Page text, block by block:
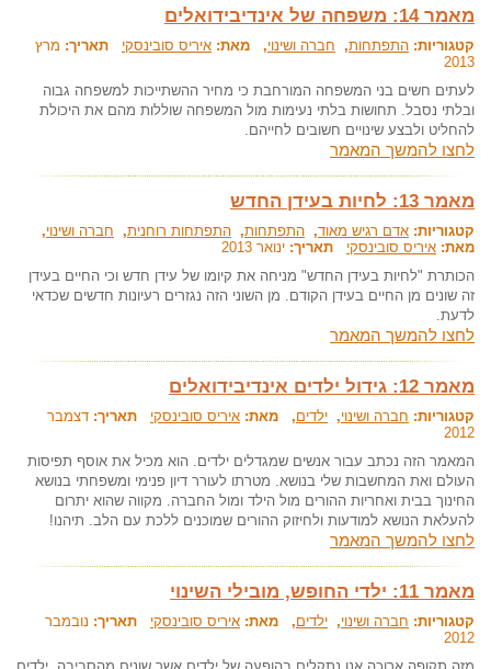
מאמר 14: משפחה של אינדיבידואלים
קטגוריות: התפתחות, חברה ושינוי, מאת: איריס סובינסקי תאריך: מרץ
2013
לעתים חשים בני המשפחה המורחבת כי מחיר ההשתייכות למשפחה גבוה
ובלתי נסבל. תחושות בלתי נעימות מול המשפחה שוללות מהם את היכולת
להחליט ולבצע שינויים חשובים לחייהם.
לחצו להמשך המאמר
מאמר 13: לחיות בעידן החדש
קטגוריות: אדם רגיש מאוד, התפתחות, התפתחות רוחנית, חברה ושינוי,
מאת: איריס סובינסקי תאריך: ינואר 2013
הכותרת "לחיות בעידן החדש" מניחה את קיומו של עידן חדש וכי החיים בעידן
זה שונים מן החיים בעידן הקודם. מן השוני הזה נגזרים רעיונות חדשים שכדאי
לדעת.
לחצו להמשך המאמר
מאמר 12: גידול ילדים אינדיבידואלים
קטגוריות: חברה ושינוי, ילדים, מאת: איריס סובינסקי תאריך: דצמבר
2012
המאמר הזה נכתב עבור אנשים שמגדלים ילדים. הוא מכיל את אוסף תפיסות
העולם ואת המחשבות שלי בנושא. מטרתו לעורר דיון פנימי ומשפחתי בנושא
החינוך בבית ואחריות ההורים מול הילד ומול החברה. מקווה שהוא יתרום
להעלאת הנושא למודעות ולחיזוק ההורים שמוכנים ללכת עם הלב. תיהנו!
לחצו להמשך המאמר
מאמר 11: ילדי החופש, מובילי השינוי
קטגוריות: חברה ושינוי, ילדים, מאת: איריס סובינסקי תאריך: נובמבר
2012